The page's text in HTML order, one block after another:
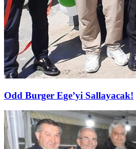
Odd Burger Ege’yi Sallayacak!